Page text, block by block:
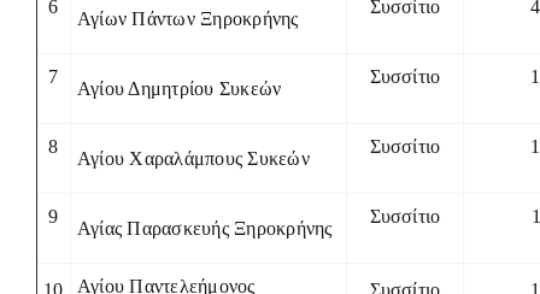
6
Αγίων Πάντων Ξηροκρήνης
Συσσίτιο
7
Αγίου Δημητρίου Συκεών
Συσσίτιο
8
Αγίου Χαραλάμπους Συκεών
Συσσίτιο
9
Αγίας Παρασκευής Ξηροκρήνης
Συσσίτιο
Αγίου Παντελεήμονος